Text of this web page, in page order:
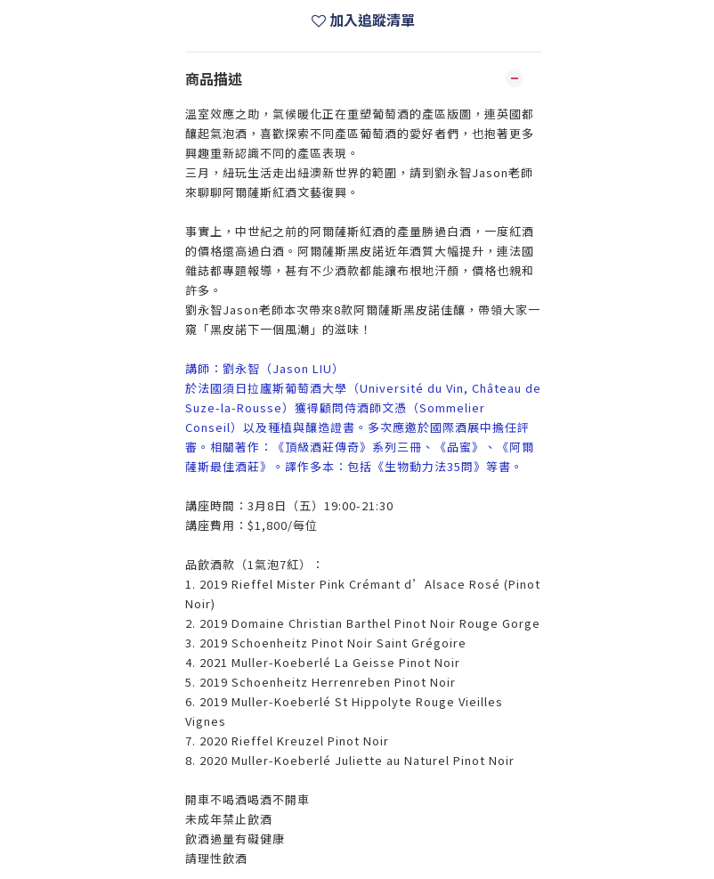
加入追蹤清單
商品描述
溫室效應之助，氣候暖化正在重塑葡萄酒的產區版圖，連英國都
釀起氣泡酒，喜歡探索不同產區葡萄酒的愛好者們，也抱著更多
興趣重新認識不同的產區表現。
三月，紐玩生活走出紐澳新世界的範圍，請到劉永智Jason老師
來聊聊阿爾薩斯紅酒文藝復興。
事實上，中世紀之前的阿爾薩斯紅酒的產量勝過白酒，一度紅酒
的價格還高過白酒。阿爾薩斯黑皮諾近年酒質大幅提升，連法國
雜誌都專題報導，甚有不少酒款都能讓布根地汗顏，價格也親和
許多。
劉永智Jason老師本次帶來8款阿爾薩斯黑皮諾佳釀，帶領大家一
窺「黑皮諾下一個風潮」的滋味！
講師：劉永智（Jason LIU）
於法國須日拉廬斯葡萄酒大學（Université du Vin, Château de
Suze-la-Rousse）獲得顧問侍酒師文憑（Sommelier
Conseil）以及種植與釀造證書。多次應邀於國際酒展中擔任評
審。相關著作：《頂級酒莊傳奇》系列三冊、《品蜜》、《阿爾
薩斯最佳酒莊》。譯作多本：包括《生物動力法35問》等書。
講座時間：3月8日（五）19:00-21:30
講座費用：$1,800/每位
品飲酒款（1氣泡7紅）：
1. 2019 Rieffel Mister Pink Crémant d’Alsace Rosé (Pinot
Noir)
2. 2019 Domaine Christian Barthel Pinot Noir Rouge Gorge
3. 2019 Schoenheitz Pinot Noir Saint Grégoire
4. 2021 Muller-Koeberlé La Geisse Pinot Noir
5. 2019 Schoenheitz Herrenreben Pinot Noir
6. 2019 Muller-Koeberlé St Hippolyte Rouge Vieilles
Vignes
7. 2020 Rieffel Kreuzel Pinot Noir
8. 2020 Muller-Koeberlé Juliette au Naturel Pinot Noir
開車不喝酒喝酒不開車
未成年禁止飲酒
飲酒過量有礙健康
請理性飲酒